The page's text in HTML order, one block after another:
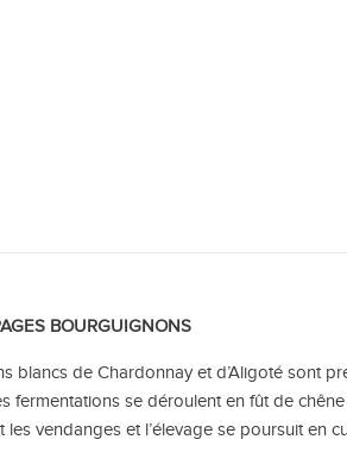
BOURGUIGNONS
blancs de Chardonnay et d’Aligoté sont
fermentations se déroulent en fût de
les vendanges et l’élevage se poursuit en